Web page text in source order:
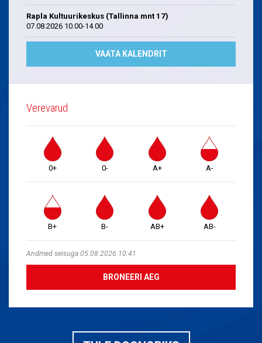
Rapla Kultuurikeskus (Tallinna mnt 17)
07.08.2026 10.00-14.00
VAATA KALENDRIT
Verevarud
0+ 0- A+ A-
B+ B- AB+ AB-
Andmed seisuga 05.08.2026 10:41
BRONEERI AEG